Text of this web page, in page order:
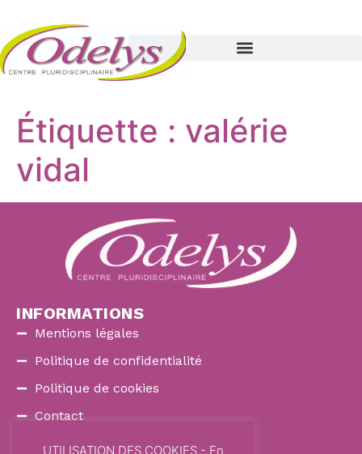
Étiquette : valérie
vidal
INFORMATIONS
Mentions légales
Politique de confidentialité
Politique de cookies
Contact
UTILISATION DES COOKIES - En